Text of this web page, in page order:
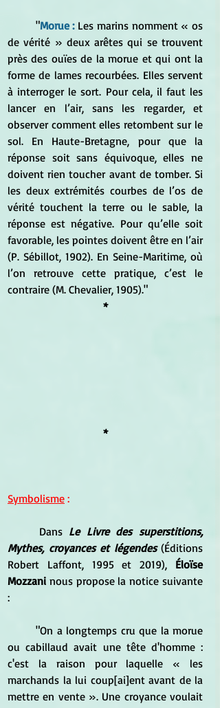
	"
Morue : Les marins nomment « os
de vérité » deux arêtes qui se trouvent
près des ouïes de la morue et qui ont la
forme de lames recourbées. Elles servent
à interroger le sort. Pour cela, il faut les
lancer en l’air, sans les regarder, et
observer comment elles retombent sur le
sol. En Haute-Bretagne, pour que la
réponse soit sans équivoque, elles ne
doivent rien toucher avant de tomber. Si
les deux extrémités courbes de l’os de
vérité touchent la terre ou le sable, la
réponse est négative. Pour qu’elle soit
favorable, les pointes doivent être en l’air
(P. Sébillot, 1902). En Seine-Maritime, où
l’on retrouve cette pratique, c’est le
contraire (M. Chevalier, 1905)."
*
*
Symbolisme :
	Dans
Le Livre des superstitions,
Mythes, croyances et légendes (Éditions
Robert Laffont, 1995 et 2019), Éloïse
Mozzani nous propose la notice suivante
:
	"On a longtemps cru que la morue
ou cabillaud avait une tête d'homme :
c'est la raison pour laquelle « les
marchands la lui coup[ai]ent avant de la
mettre en vente ». Une croyance voulait